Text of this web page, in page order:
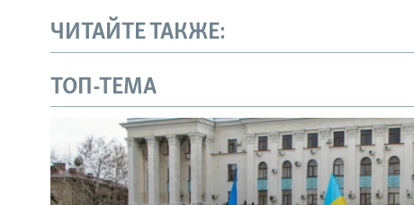
ЧИТАЙТЕ ТАКЖЕ:
ТОП-ТЕМА